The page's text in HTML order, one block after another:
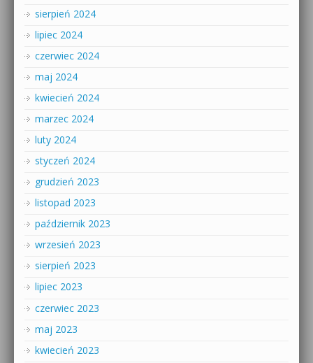
sierpień 2024
lipiec 2024
czerwiec 2024
maj 2024
kwiecień 2024
marzec 2024
luty 2024
styczeń 2024
grudzień 2023
listopad 2023
październik 2023
wrzesień 2023
sierpień 2023
lipiec 2023
czerwiec 2023
maj 2023
kwiecień 2023